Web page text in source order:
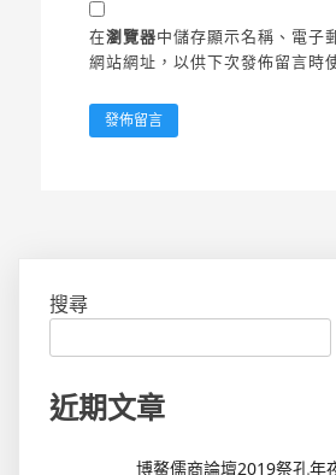
在瀏覽器中儲存顯示名稱、電子
網站網址，以供下次發佈留言時
搜尋
近期文章
博鰲儒商論壇2019祭孔年